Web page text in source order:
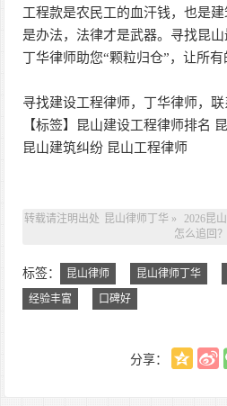
工程款是农民工的血汗钱，也是
是办法，法律才是武器。寻找昆山
丁华律师助您“颗粒归仓”，让所有
寻找建设工程律师，丁华律师，
【标签】昆山建设工程律师排名
昆山建筑纠纷 昆山工程律师
转载请注明出处 昆山律师丁华 »
2026昆
怎么追回？
标签： 昆山律师 昆山律师丁华
经验丰富
口碑好
分享：